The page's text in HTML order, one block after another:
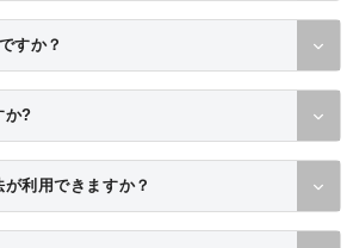
すか？
か?
利用できますか？